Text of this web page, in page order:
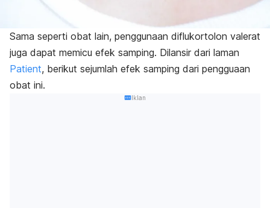
Sama seperti obat lain, penggunaan diflukortolon valerat
juga dapat memicu efek samping. Dilansir dari laman
Patient, berikut sejumlah efek samping dari pengguaan
obat ini.
Iklan